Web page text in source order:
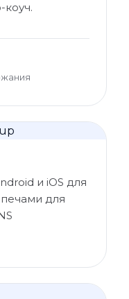
коуч.
и iOS для
для